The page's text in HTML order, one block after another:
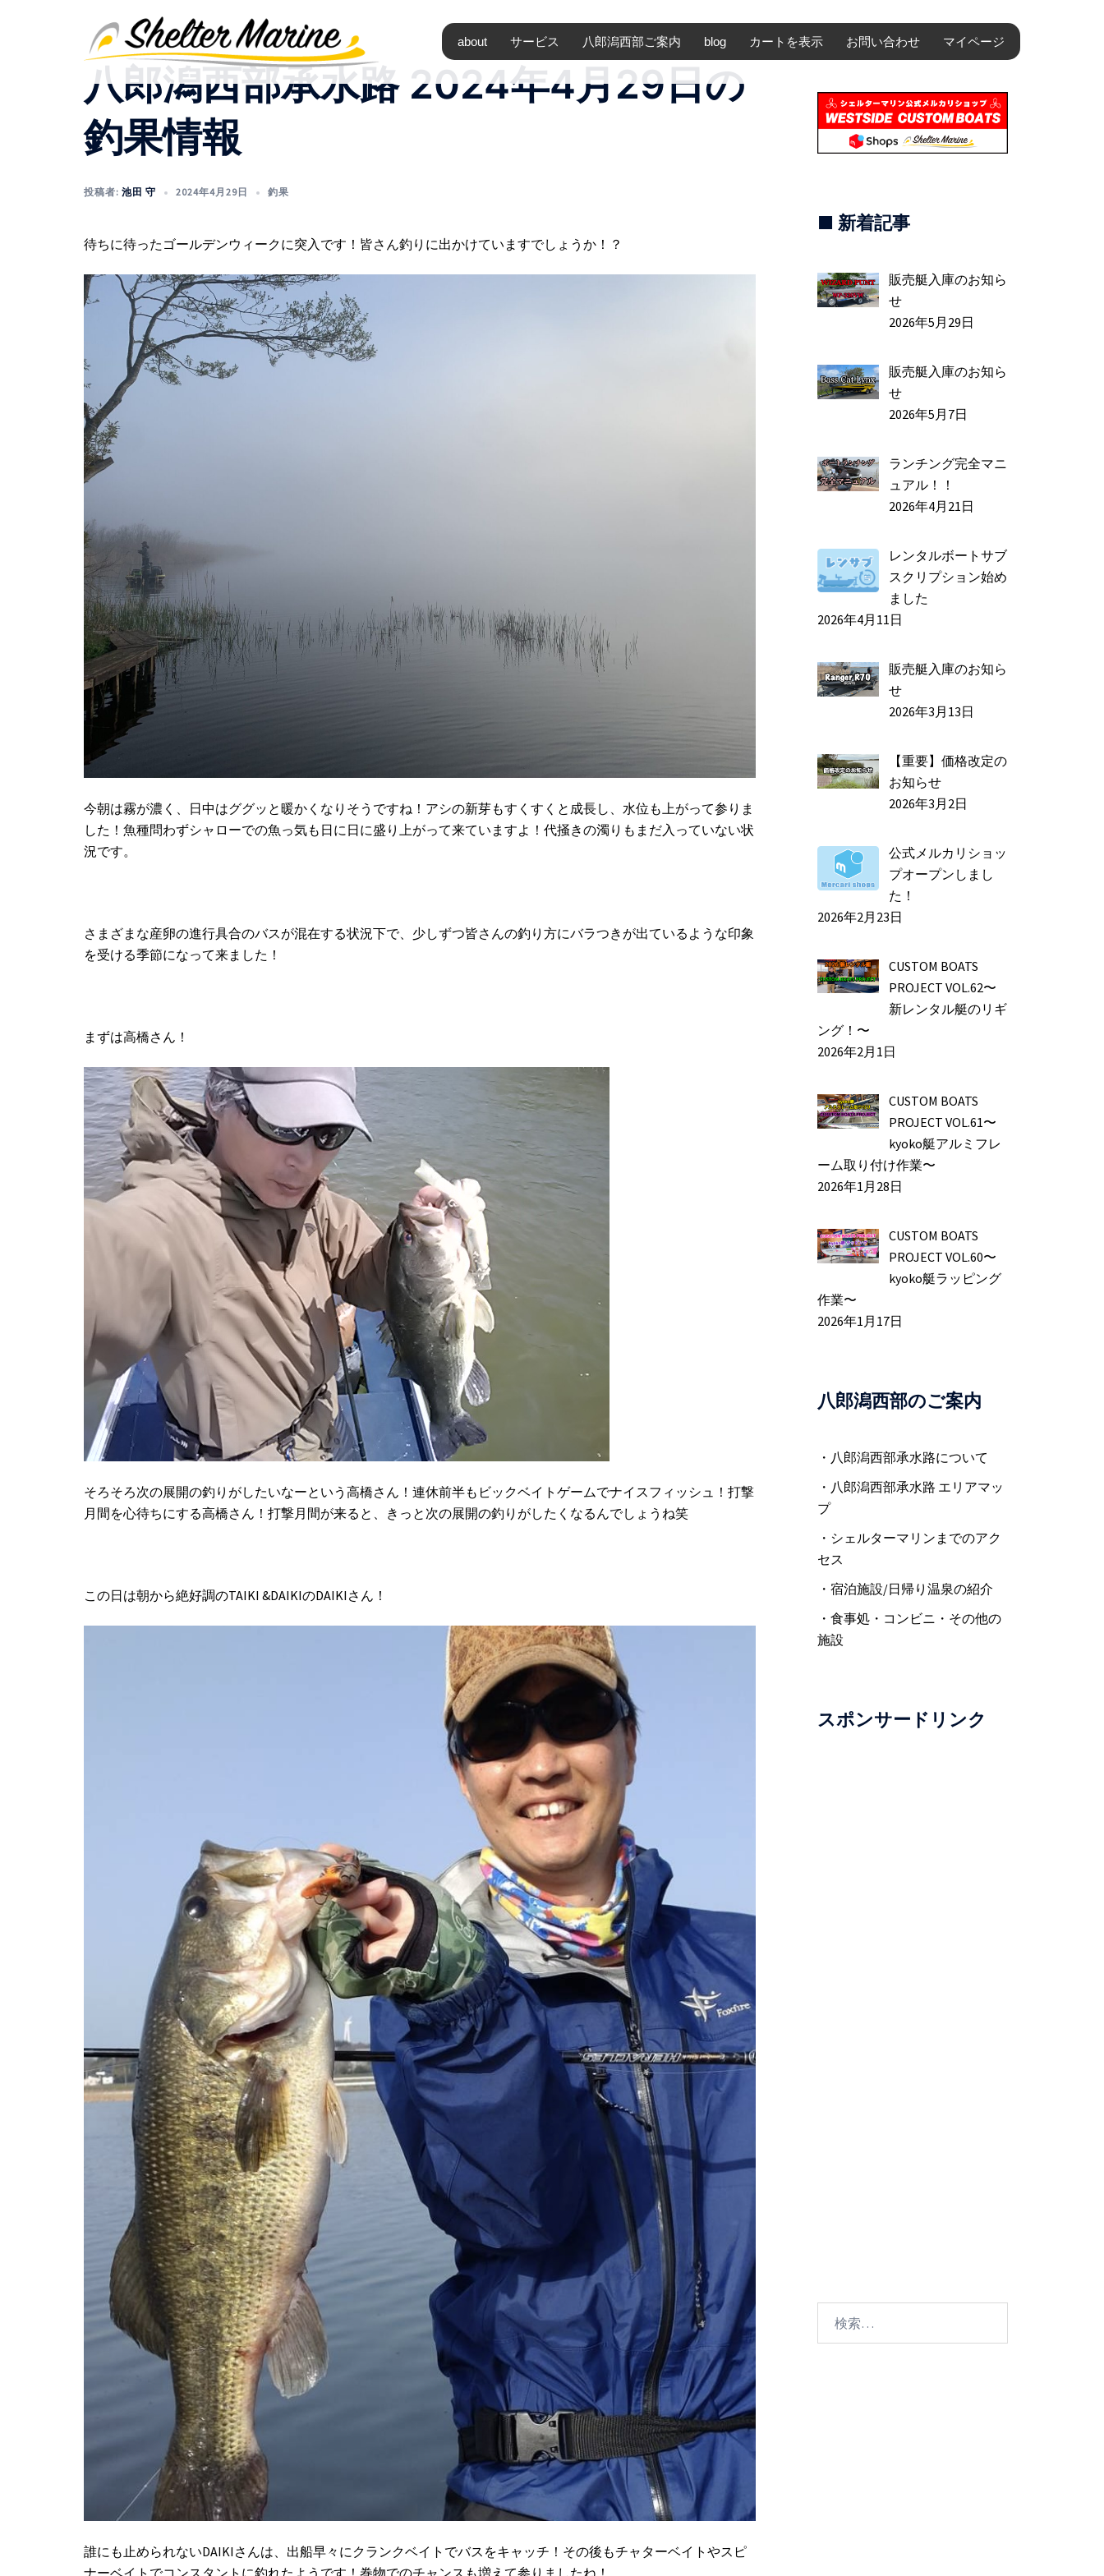
about サービス 八郎潟西部ご案内 blog カートを表示 お問い合わせ マイページ
八郎潟西部承水路 2024年4月29日の
釣果情報
投稿者: 池田 守 2024年4月29日 釣果
待ちに待ったゴールデンウィークに突入です！皆さん釣りに出かけていますでしょうか！？
今朝は霧が濃く、日中はググッと暖かくなりそうですね！アシの新芽もすくすくと成長し、水位も上がって参りま
した！魚種問わずシャローでの魚っ気も日に日に盛り上がって来ていますよ！代掻きの濁りもまだ入っていない状
況です。
さまざまな産卵の進行具合のバスが混在する状況下で、少しずつ皆さんの釣り方にバラつきが出ているような印象
を受ける季節になって来ました！
まずは高橋さん！
そろそろ次の展開の釣りがしたいなーという高橋さん！連休前半もビックベイトゲームでナイスフィッシュ！打撃
月間を心待ちにする高橋さん！打撃月間が来ると、きっと次の展開の釣りがしたくなるんでしょうね笑
この日は朝から絶好調のTAIKI &DAIKIのDAIKIさん！
誰にも止められないDAIKIさんは、出船早々にクランクベイトでバスをキャッチ！その後もチャターベイトやスピ
■ 新着記事
販売艇入庫のお知ら
せ
2026年5月29日
販売艇入庫のお知ら
せ
2026年5月7日
ランチング完全マニ
ュアル！！
2026年4月21日
レンタルボートサブ
スクリプション始め
ました
2026年4月11日
販売艇入庫のお知ら
せ
2026年3月13日
【重要】価格改定の
お知らせ
2026年3月2日
公式メルカリショッ
プオープンしまし
た！
2026年2月23日
CUSTOM BOATS
PROJECT VOL.62〜
新レンタル艇のリギ
ング！〜
2026年2月1日
CUSTOM BOATS
PROJECT VOL.61〜
kyoko艇アルミフレ
ーム取り付け作業〜
2026年1月28日
CUSTOM BOATS
PROJECT VOL.60〜
kyoko艇ラッピング
作業〜
2026年1月17日
八郎潟西部のご案内
・八郎潟西部承水路について
・八郎潟西部承水路 エリアマッ
プ
・シェルターマリンまでのアク
セス
・宿泊施設/日帰り温泉の紹介
・食事処・コンビニ・その他の
施設
スポンサードリンク